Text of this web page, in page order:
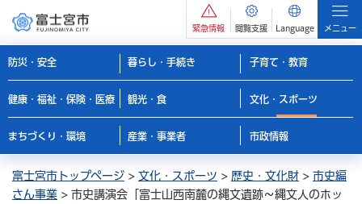
緊急情報 閲覧支援 Language メニュー
防災・安全 暮らし・手続き 子育て・教育
健康・福祉・保険・医療 観光・食 文化・スポーツ
まちづくり・環境 産業・事業者 市政情報
富士宮市トップページ > 文化・スポーツ > 歴史・文化財 > 市史編
さん事業 > 市史講演会「富士山西南麓の縄文遺跡～縄文人のホッ